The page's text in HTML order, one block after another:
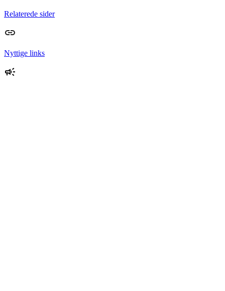
Relaterede sider
Nyttige links